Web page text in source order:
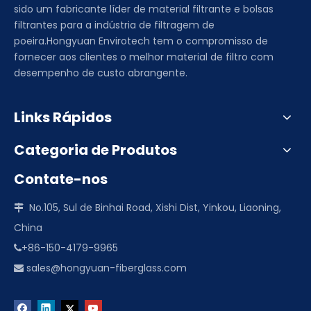
sido um fabricante líder de material filtrante e bolsas
filtrantes para a indústria de filtragem de
poeira.Hongyuan Envirotech tem o compromisso de
fornecer aos clientes o melhor material de filtro com
desempenho de custo abrangente.
Links Rápidos
Categoria de Produtos
Contate-nos
 No.105, Sul de Binhai Road, Xishi Dist, Yinkou, Liaoning,
China
+86-150-4179-9965
 sales@hongyuan-fiberglass.com